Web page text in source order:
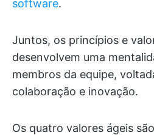
software.
Juntos, os princípios e
desenvolvem uma
membros da equipe,
colaboração e inovação.
Os quatro valores ágeis